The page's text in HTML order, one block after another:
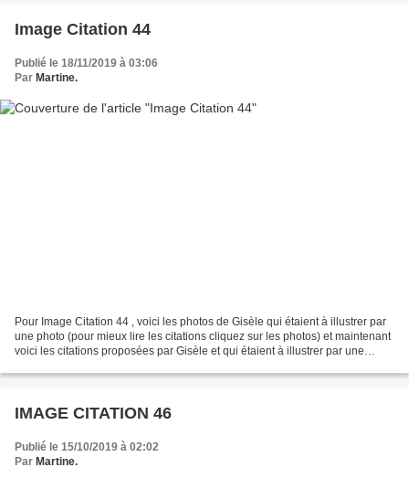
Image Citation 44
Publié le 18/11/2019 à 03:06
Par Martine.
Pour Image Citation 44 , voici les photos de Gisèle qui étaient à illustrer par
une photo (pour mieux lire les citations cliquez sur les photos) et maintenant
voici les citations proposées par Gisèle et qui étaient à illustrer par une
IMAGE CITATION 46
Publié le 15/10/2019 à 02:02
Par Martine.